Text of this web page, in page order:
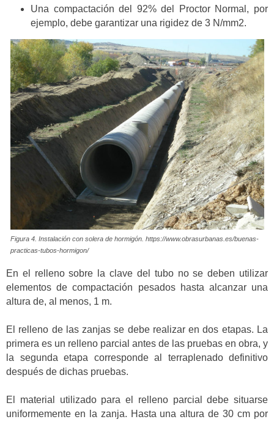
Una compactación del 92% del Proctor Normal, por
ejemplo, debe garantizar una rigidez de 3 N/mm2.
Figura 4. Instalación con solera de hormigón. https://www.obrasurbanas.es/buenas-
practicas-tubos-hormigon/
En el relleno sobre la clave del tubo no se deben utilizar
elementos de compactación pesados hasta alcanzar una
altura de, al menos, 1 m.
El relleno de las zanjas se debe realizar en dos etapas. La
primera es un relleno parcial antes de las pruebas en obra, y
la segunda etapa corresponde al terraplenado definitivo
después de dichas pruebas.
El material utilizado para el relleno parcial debe situarse
uniformemente en la zanja. Hasta una altura de 30 cm por